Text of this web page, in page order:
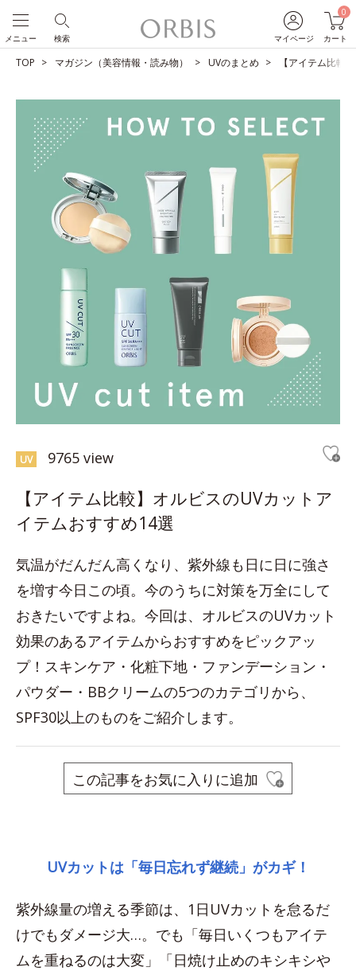
マイページ
0
カート
検索
メニュー
TOP マガジン（美容情報・読み物） UVのまとめ 【アイテム比較
UV 9765 view
【アイテム比較】オルビスのUVカットア
イテムおすすめ14選
気温がだんだん高くなり、紫外線も日に日に強さ
を増す今日この頃。今のうちに対策を万全にして
おきたいですよね。今回は、オルビスのUVカット
効果のあるアイテムからおすすめをピックアッ
プ！スキンケア・化粧下地・ファンデーション・
パウダー・BBクリームの5つのカテゴリから、
SPF30以上のものをご紹介します。
この記事をお気に入りに追加
UVカットは「毎日忘れず継続」がカギ！
紫外線量の増える季節は、1日UVカットを怠るだ
けでもダメージ大…。でも「毎日いくつもアイテ
ムを重ねるのは大変」「日焼け止めのキシキシや